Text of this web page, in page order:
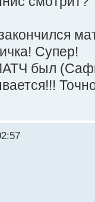
Супер!
был